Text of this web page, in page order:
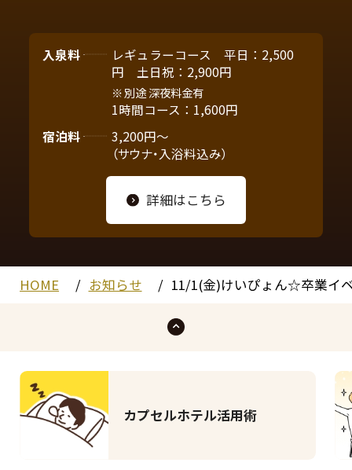
入泉料
レギュラーコース 平日：2,500
円 土日祝：2,900円
別途 深夜料金有
1時間コース：1,600円
宿泊料
3,200円～
（サウナ・入浴料込み）
詳細はこちら
HOME お知らせ 11/1(金)けいぴょん☆卒業イ
カプセルホテル活用術